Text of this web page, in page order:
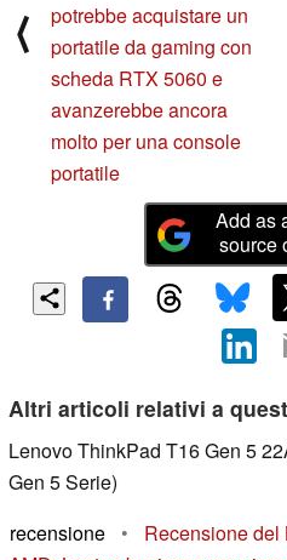
⟨
potrebbe acquistare un
portatile da gaming con
scheda RTX 5060 e
avanzerebbe ancora
molto per una console
portatile
Add as
source
Altri articoli relativi a
Lenovo ThinkPad T16 Gen 5
Gen 5 Serie)
recensione
•
Recensione del